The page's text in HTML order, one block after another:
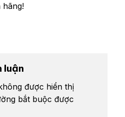
hãng!
luận
được hiển thị
bắt buộc được